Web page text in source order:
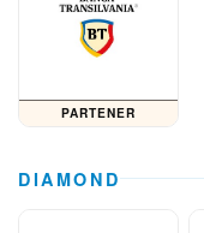
PARTENER
DIAMOND